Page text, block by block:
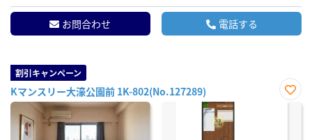
お問合わせ 電話する
割引キャンペーン
Kマンスリー大濠公園前 1K-802(No.127289)
お気